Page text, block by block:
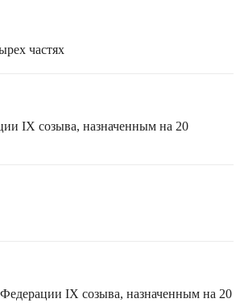
частях
IX созыва, назначенным на 20
IX созыва, назначенным на 20